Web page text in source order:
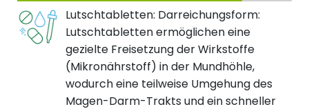
Lutschtabletten: Darreichungsform:
Lutschtabletten ermöglichen eine
gezielte Freisetzung der Wirkstoffe
(Mikronährstoff) in der Mundhöhle,
wodurch eine teilweise Umgehung des
Magen-Darm-Trakts und ein schneller